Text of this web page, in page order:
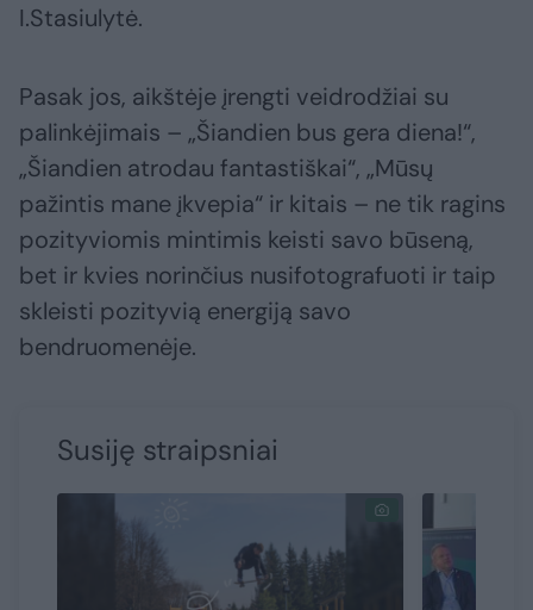
I.Stasiulytė.
Pasak jos, aikštėje įrengti veidrodžiai su
palinkėjimais – „Šiandien bus gera diena!“,
„Šiandien atrodau fantastiškai“, „Mūsų
pažintis mane įkvepia“ ir kitais – ne tik ragins
pozityviomis mintimis keisti savo būseną,
bet ir kvies norinčius nusifotografuoti ir taip
skleisti pozityvią energiją savo
bendruomenėje.
Susiję straipsniai